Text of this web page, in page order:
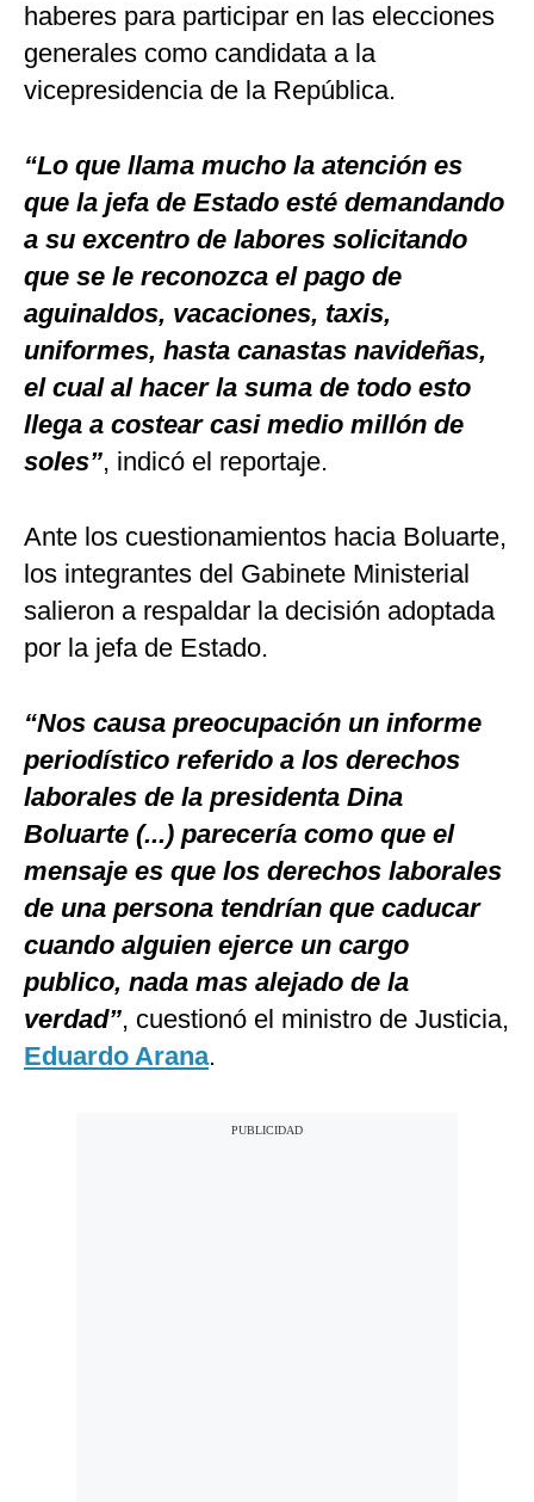
haberes para participar en las elecciones
generales como candidata a la
vicepresidencia de la República.
“Lo que llama mucho la atención es
que la jefa de Estado esté demandando
a su excentro de labores solicitando
que se le reconozca el pago de
aguinaldos, vacaciones, taxis,
uniformes, hasta canastas navideñas,
el cual al hacer la suma de todo esto
llega a costear casi medio millón de
soles”, indicó el reportaje.
Ante los cuestionamientos hacia Boluarte,
los integrantes del Gabinete Ministerial
salieron a respaldar la decisión adoptada
por la jefa de Estado.
“Nos causa preocupación un informe
periodístico referido a los derechos
laborales de la presidenta Dina
Boluarte (...) parecería como que el
mensaje es que los derechos laborales
de una persona tendrían que caducar
cuando alguien ejerce un cargo
publico, nada mas alejado de la
verdad”, cuestionó el ministro de Justicia,
Eduardo Arana.